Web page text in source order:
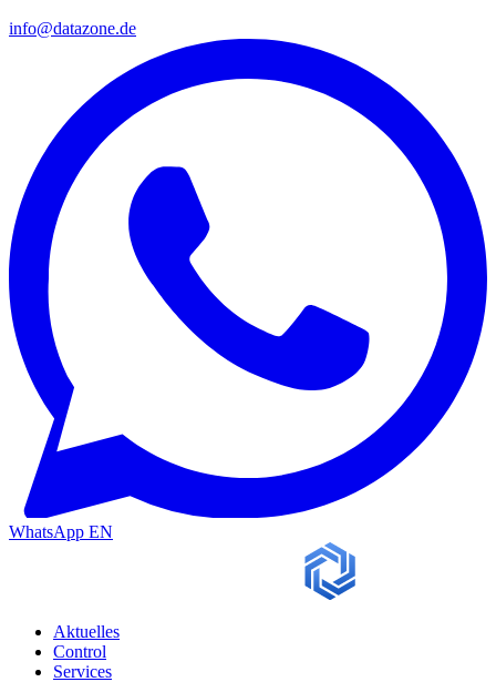
info@datazone.de
WhatsApp EN
Aktuelles
Control
Services